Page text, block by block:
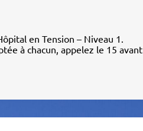
en Tension – Niveau 1.
à chacun, appelez le 15 avant